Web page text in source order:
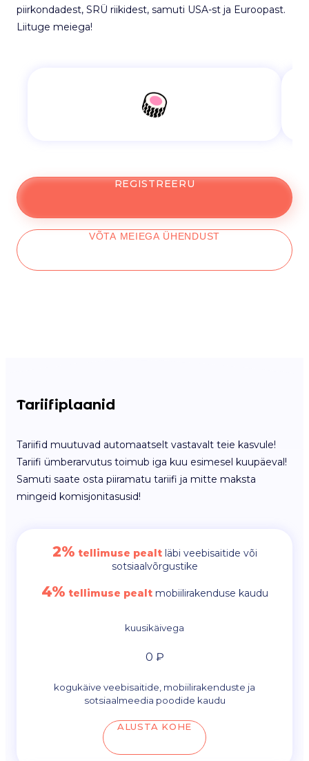
piirkondadest, SRÜ riikidest, samuti USA-st ja Euroopast.
Liituge meiega!
REGISTREERU
VÕTA MEIEGA ÜHENDUST
Tariifiplaanid
Tariifid muutuvad automaatselt vastavalt teie kasvule!
Tariifi ümberarvutus toimub iga kuu esimesel kuupäeval!
Samuti saate osta piiramatu tariifi ja mitte maksta
mingeid komisjonitasusid!
2% tellimuse pealtläbi veebisaitide või
sotsiaalvõrgustike
4% tellimuse pealtmobiilirakenduse kaudu
kuusikäivega
0 ₽
kogukäive veebisaitide, mobiilirakenduste ja
sotsiaalmeedia poodide kaudu
ALUSTA KOHE